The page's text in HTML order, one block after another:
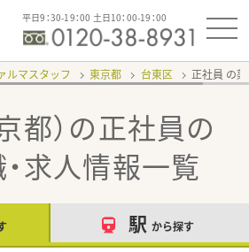
平日9：30-19：00 土日10：00-19：00
ルマスタッフ 東京都 台東区 正社員
都）の正社員の
求人情報一覧
駅 から探す